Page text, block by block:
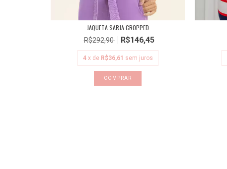
JAQUETA SARJA CROPPED
R$292,90 R$146,45
4 x de R$36,61 sem juros
COMPRAR